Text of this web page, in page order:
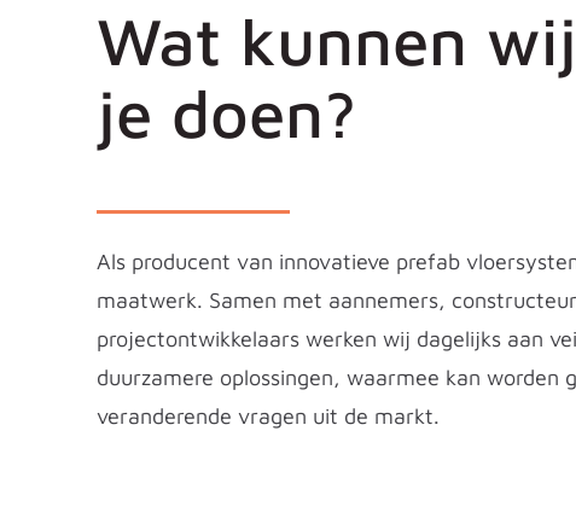
Wat kunnen
je doen?
Als producent van innovatieve prefab
maatwerk. Samen met aannemers,
projectontwikkelaars werken wij dagelijks aan
duurzamere oplossingen, waarmee kan worden
veranderende vragen uit de markt.